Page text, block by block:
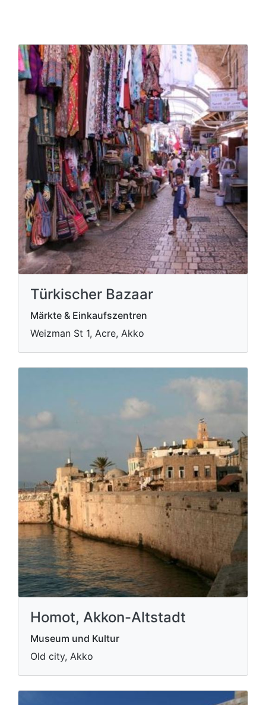
Türkischer Bazaar
Märkte & Einkaufszentren
Weizman St 1, Acre, Akko
Homot, Akkon-Altstadt
Museum und Kultur
Old city, Akko